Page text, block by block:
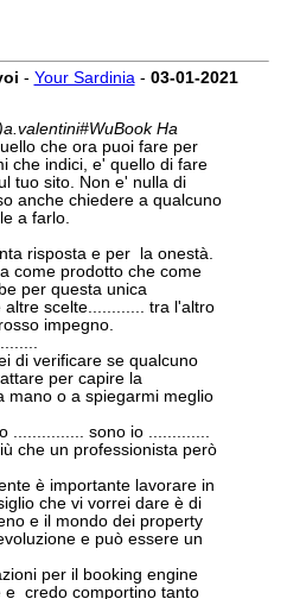
- Your Sardinia- 03-01-2021
a.valentini#WuBook Ha
che ora puoi fare per
che indici, e' quello di fare
tuo sito. Non e' nulla di
anche chiedere a qualcuno
a farlo.
risposta e per la onestà.
come prodotto che come
per questa unica
scelte............ tra l'altro
impegno.
di verificare se qualcuno
per capire la
mano o a spiegarmi meglio
............... sono io .............
che un professionista però
è importante lavorare in
che vi vorrei dare è di
e il mondo dei property
e può essere un
per il booking engine
e credo comportino tanto